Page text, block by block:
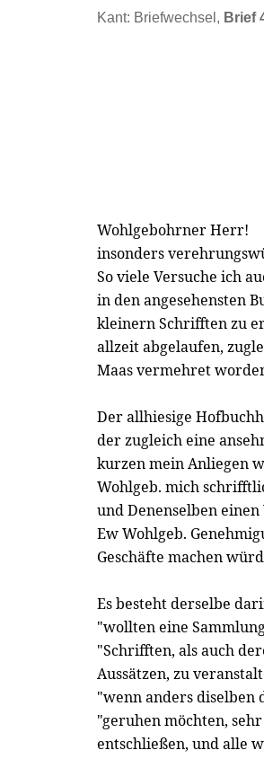
Kant: Briefwechsel, Brief
Wohlgebohrner Herr!
insonders
So viele Versuche ich
in den angesehensten
kleinern Schrifften zu
allzeit abgelaufen,
Maas vermehret
Der allhiesige
der zugleich eine
kurzen mein Anliegen
Wohlgeb. mich
und Denenselben
Ew Wohlgeb.
Geschäfte machen
Es besteht derselbe
"wollten eine
"Schrifften, als auch
Aussätzen, zu
"wenn anders diselben
"geruhen möchten,
entschließen, und alle